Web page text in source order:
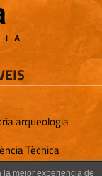
arqueologia
Tècnica
la mejor experiencia de